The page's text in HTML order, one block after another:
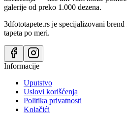
galerije od preko 1.000 dezena.
3dfototapete.rs je specijalizovani
tapeta po meri.
Informacije
Uputstvo
Uslovi korišćenja
Politika privatnosti
Kolačići